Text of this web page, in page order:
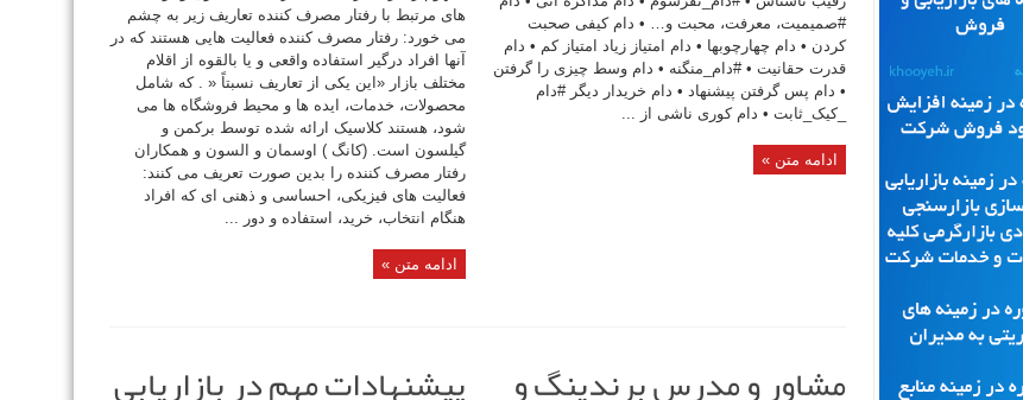
#صمیمیت، معرفت، محبت و… • دام کیفی صحبت
کردن • دام چهارچوبها • دام امتیاز زیاد امتیاز کم • دام
قدرت حقانیت • #دام_منگنه • دام وسط چیزی را گرفتن
• دام پس گرفتن پیشنهاد • دام خریدار دیگر #دام
_کیک_ثابت • دام کوری ناشی از ...
ادامه متن »
های مرتبط با رفتار مصرف کننده تعاریف زیر به چشم
می خورد: رفتار مصرف کننده فعالیت هایی هستند که در
آنها افراد درگیر استفاده واقعی و یا بالقوه از اقلام
مختلف بازار «این یکی از تعاریف نسبتاً « . که شامل
محصولات، خدمات، ایده ها و محیط فروشگاه ها می
شود، هستند کلاسیک ارائه شده توسط برکمن و
گیلسون است. (کانگ ) اوسمان و السون و همکاران
رفتار مصرف کننده را بدین صورت تعریف می کنند:
فعالیت های فیزیکی، احساسی و ذهنی ای که افراد
هنگام انتخاب، خرید، استفاده و دور ...
ادامه متن »
مشاور و مدرس برندینگ و پیشنهادات مهم در بازاریابی